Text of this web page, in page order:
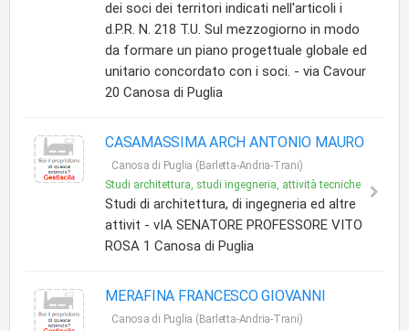
dei soci dei territori indicati nell'articoli i
d.P.R. N. 218 T.U. Sul mezzogiorno in modo
da formare un piano progettuale globale ed
unitario concordato con i soci. - via Cavour
20 Canosa di Puglia
CASAMASSIMA ARCH ANTONIO MAURO
Canosa di Puglia (Barletta-Andria-Trani)
Studi architettura, studi ingegneria, attività tecniche
Studi di architettura, di ingegneria ed altre
attivit - vIA SENATORE PROFESSORE VITO
ROSA 1 Canosa di Puglia
MERAFINA FRANCESCO GIOVANNI
Canosa di Puglia (Barletta-Andria-Trani)